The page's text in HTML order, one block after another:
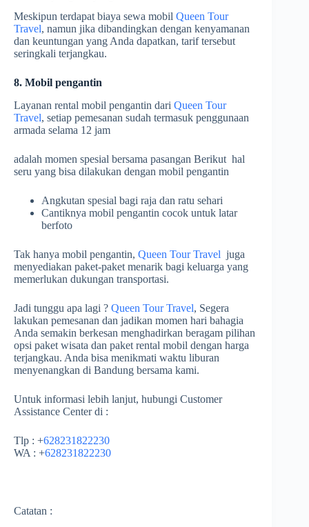
Meskipun terdapat biaya sewa mobil Queen Tour
Travel, namun jika dibandingkan dengan kenyamanan
dan keuntungan yang Anda dapatkan, tarif tersebut
seringkali terjangkau.
8. Mobil pengantin
Layanan rental mobil pengantin dari Queen Tour
Travel, setiap pemesanan sudah termasuk penggunaan
armada selama 12 jam
adalah momen spesial bersama pasangan Berikut hal
seru yang bisa dilakukan dengan mobil pengantin
Angkutan spesial bagi raja dan ratu sehari
Cantiknya mobil pengantin cocok untuk latar
berfoto
Tak hanya mobil pengantin, Queen Tour Travel juga
menyediakan paket-paket menarik bagi keluarga yang
memerlukan dukungan transportasi.
Jadi tunggu apa lagi ? Queen Tour Travel, Segera
lakukan pemesanan dan jadikan momen hari bahagia
Anda semakin berkesan menghadirkan beragam pilihan
opsi paket wisata dan paket rental mobil dengan harga
terjangkau. Anda bisa menikmati waktu liburan
menyenangkan di Bandung bersama kami.
Untuk informasi lebih lanjut, hubungi Customer
Assistance Center di :
Tlp : +628231822230
WA : +628231822230
Catatan :